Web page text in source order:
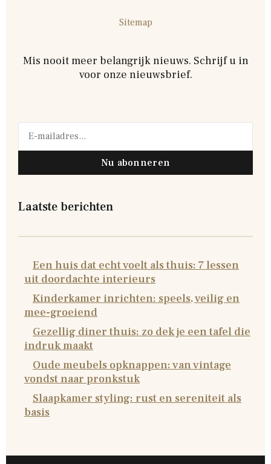
Sitemap
Mis nooit meer belangrijk nieuws. Schrijf u in
voor onze nieuwsbrief.
Nu abonneren
Laatste berichten
Een huis dat echt voelt als thuis: 7 lessen
uit doordachte interieurs
Kinderkamer inrichten: speels, veilig en
mee-groeiend
Gezellig diner thuis: zo dek je een tafel die
indruk maakt
Oude meubels opknappen: van vintage
vondst naar pronkstuk
Slaapkamer styling: rust en sereniteit als
basis